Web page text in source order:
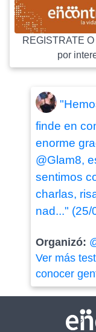
REGISTRATE
por
finde en
enorme
@Glam8,
sentimos
charlas,
nad..." (25/
Organizó:
Ver más
conocer